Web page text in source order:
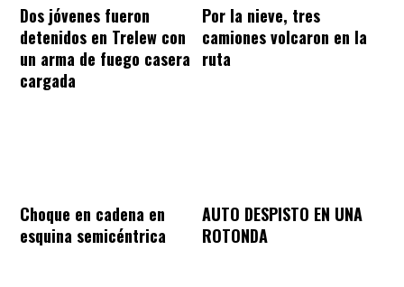
Dos jóvenes fueron
detenidos en Trelew con
un arma de fuego casera
cargada
Por la nieve, tres
camiones volcaron en la
ruta
Choque en cadena en
esquina semicéntrica
AUTO DESPISTO EN UNA
ROTONDA